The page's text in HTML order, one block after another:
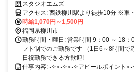
ル内の写真スタジオです／週3〜4日働きた
スタジオエムズ
アクセス: 西鉄柳川駅より徒歩10分 ※車・バイク・自転車通勤
OK（無料駐車場あり）
時給1,070円～1,500円
福岡県柳川市
勤務時間・曜日: 営業時間 9：00 ～ 18
フト制でのご勤務です （1日6～8時間で
日祝勤務できる方歓迎!
仕事内容: ˖✧⋆˖✧⋆˖✧アピールポイント